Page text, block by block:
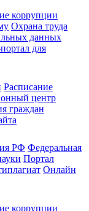
коррупции
Охрана труда
данных
для
Расписание
центр
граждан
РФ Федеральная
Портал
Онлайн
коррупции